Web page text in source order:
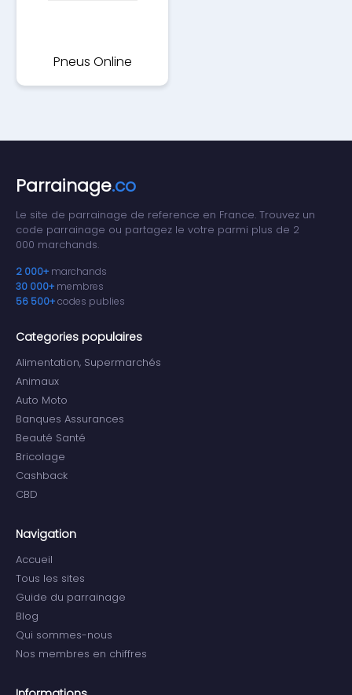
Pneus Online
Parrainage.co
Le site de parrainage de reference en France. Trouvez un
code parrainage ou partagez le votre parmi plus de 2
000 marchands.
2 000+ marchands
30 000+ membres
56 500+codes publies
Categories populaires
Alimentation, Supermarchés
Animaux
Auto Moto
Banques Assurances
Beauté Santé
Bricolage
Cashback
CBD
Navigation
Accueil
Tous les sites
Guide du parrainage
Blog
Qui sommes-nous
Nos membres en chiffres